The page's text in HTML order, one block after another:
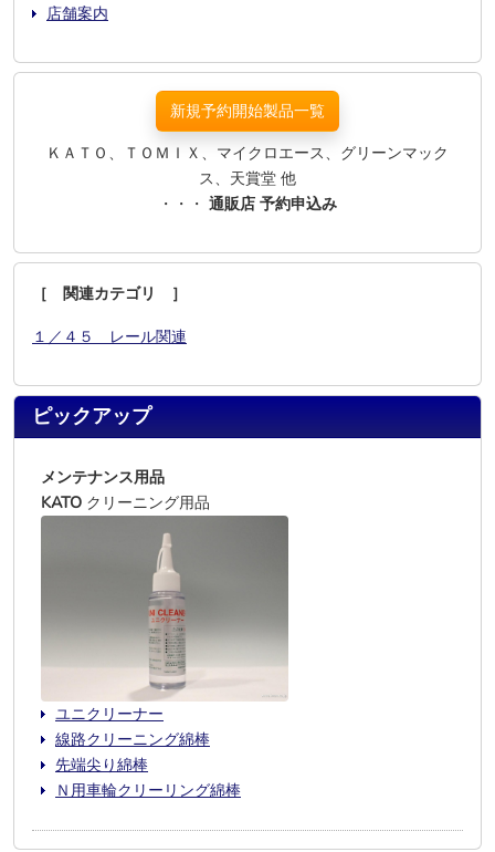
店舗案内
新規予約開始製品一覧
ＫＡＴＯ、ＴＯＭＩＸ、マイクロエース、グリーンマック
ス、天賞堂 他
・・・ 通販店 予約申込み
［ 関連カテゴリ ］
１／４５ レール関連
ピックアップ
メンテナンス用品
KATO クリーニング用品
ユニクリーナー
線路クリーニング綿棒
先端尖り綿棒
Ｎ用車輪クリーリング綿棒